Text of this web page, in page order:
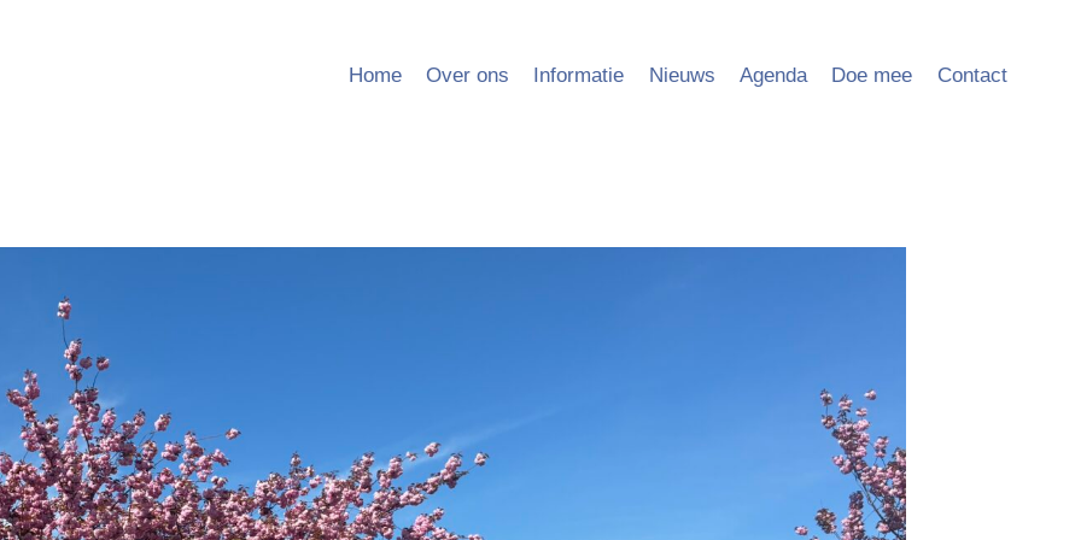
Home Over ons Informatie Nieuws Agenda Doe mee Contact